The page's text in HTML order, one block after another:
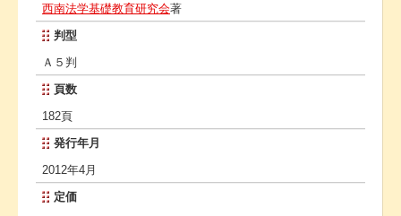
西南法学基礎教育研究会著
判型
Ａ５判
頁数
182頁
発行年月
2012年4月
定価